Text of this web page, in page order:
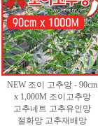
NEW 조이 고추망 - 90cm
x 1,000M 조이고추망
고추네트 고추유인망
절화망 고추재배망